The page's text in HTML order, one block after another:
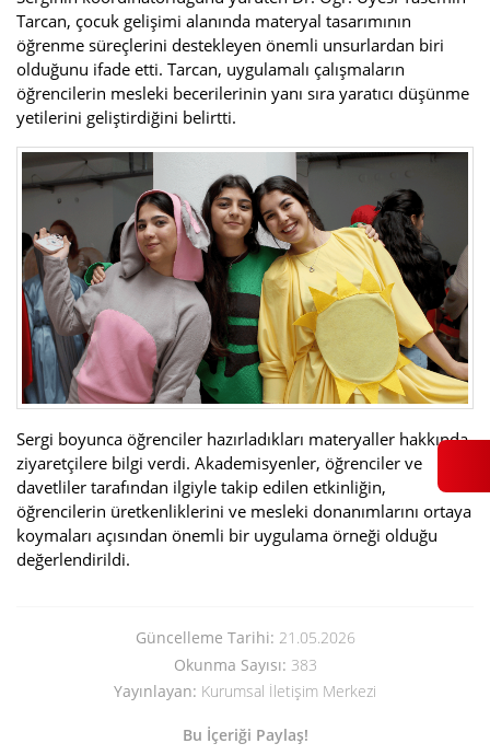
Tarcan, çocuk gelişimi alanında materyal tasarımının
öğrenme süreçlerini destekleyen önemli unsurlardan biri
olduğunu ifade etti. Tarcan, uygulamalı çalışmaların
öğrencilerin mesleki becerilerinin yanı sıra yaratıcı düşünme
yetilerini geliştirdiğini belirtti.
Sergi boyunca öğrenciler hazırladıkları materyaller hakkında
ziyaretçilere bilgi verdi. Akademisyenler, öğrenciler ve
davetliler tarafından ilgiyle takip edilen etkinliğin,
öğrencilerin üretkenliklerini ve mesleki donanımlarını ortaya
koymaları açısından önemli bir uygulama örneği olduğu
değerlendirildi.
Güncelleme Tarihi: 21.05.2026
Okunma Sayısı: 383
Yayınlayan: Kurumsal İletişim Merkezi
Bu İçeriği Paylaş!